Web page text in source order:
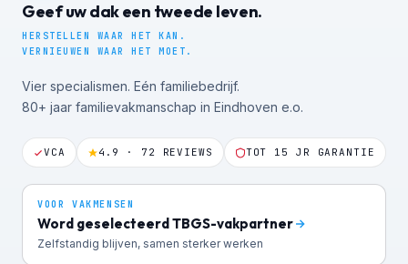
Geef uw dak een tweede leven.
HERSTELLEN WAAR HET KAN.
VERNIEUWEN WAAR HET MOET.
Vier specialismen. Eén familiebedrijf.
80+ jaar familievakmanschap in Eindhoven e.o.
VCA 4.9 · 72 REVIEWS TOT 15 JR GARANTIE
VOOR VAKMENSEN
Word geselecteerd TBGS-vakpartner
Zelfstandig blijven, samen sterker werken